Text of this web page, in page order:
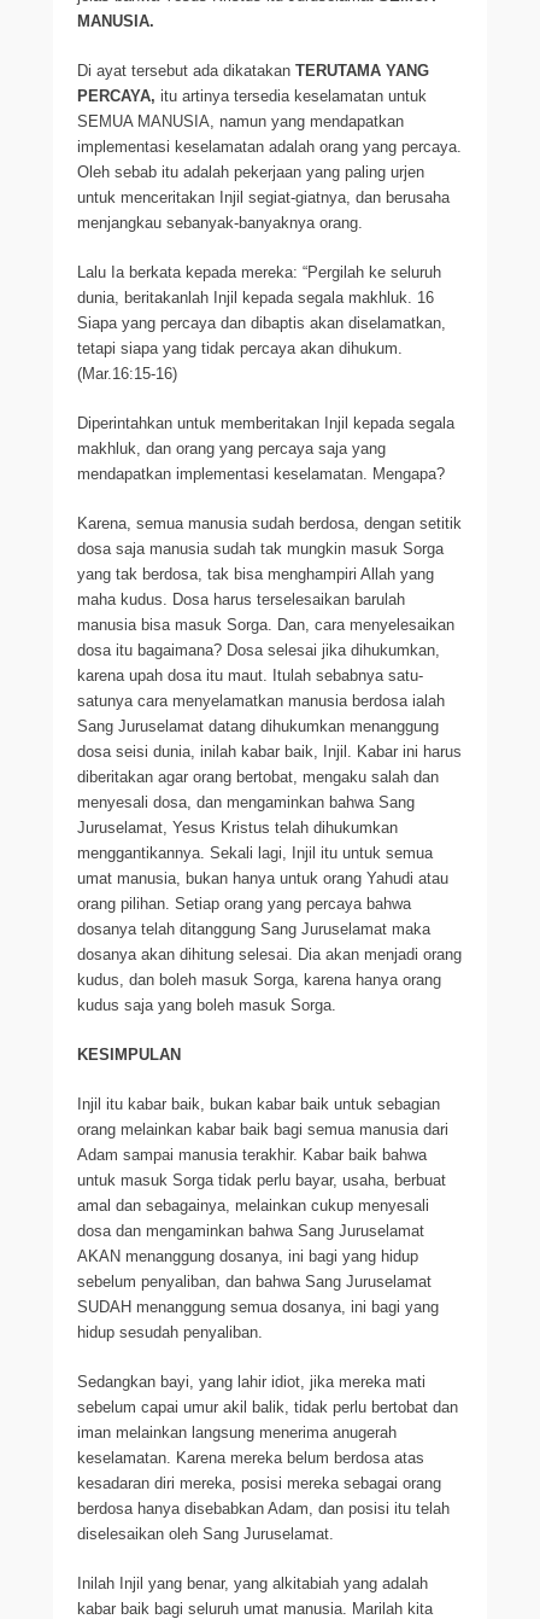
MANUSIA.
Di ayat tersebut ada dikatakan TERUTAMA YANG
PERCAYA, itu artinya tersedia keselamatan untuk
SEMUA MANUSIA, namun yang mendapatkan
implementasi keselamatan adalah orang yang percaya.
Oleh sebab itu adalah pekerjaan yang paling urjen
untuk menceritakan Injil segiat-giatnya, dan berusaha
menjangkau sebanyak-banyaknya orang.
Lalu Ia berkata kepada mereka: “Pergilah ke seluruh
dunia, beritakanlah Injil kepada segala makhluk. 16
Siapa yang percaya dan dibaptis akan diselamatkan,
tetapi siapa yang tidak percaya akan dihukum.
(Mar.16:15-16)
Diperintahkan untuk memberitakan Injil kepada segala
makhluk, dan orang yang percaya saja yang
mendapatkan implementasi keselamatan. Mengapa?
Karena, semua manusia sudah berdosa, dengan setitik
dosa saja manusia sudah tak mungkin masuk Sorga
yang tak berdosa, tak bisa menghampiri Allah yang
maha kudus. Dosa harus terselesaikan barulah
manusia bisa masuk Sorga. Dan, cara menyelesaikan
dosa itu bagaimana? Dosa selesai jika dihukumkan,
karena upah dosa itu maut. Itulah sebabnya satu-
satunya cara menyelamatkan manusia berdosa ialah
Sang Juruselamat datang dihukumkan menanggung
dosa seisi dunia, inilah kabar baik, Injil. Kabar ini harus
diberitakan agar orang bertobat, mengaku salah dan
menyesali dosa, dan mengaminkan bahwa Sang
Juruselamat, Yesus Kristus telah dihukumkan
menggantikannya. Sekali lagi, Injil itu untuk semua
umat manusia, bukan hanya untuk orang Yahudi atau
orang pilihan. Setiap orang yang percaya bahwa
dosanya telah ditanggung Sang Juruselamat maka
dosanya akan dihitung selesai. Dia akan menjadi orang
kudus, dan boleh masuk Sorga, karena hanya orang
kudus saja yang boleh masuk Sorga.
KESIMPULAN
Injil itu kabar baik, bukan kabar baik untuk sebagian
orang melainkan kabar baik bagi semua manusia dari
Adam sampai manusia terakhir. Kabar baik bahwa
untuk masuk Sorga tidak perlu bayar, usaha, berbuat
amal dan sebagainya, melainkan cukup menyesali
dosa dan mengaminkan bahwa Sang Juruselamat
AKAN menanggung dosanya, ini bagi yang hidup
sebelum penyaliban, dan bahwa Sang Juruselamat
SUDAH menanggung semua dosanya, ini bagi yang
hidup sesudah penyaliban.
Sedangkan bayi, yang lahir idiot, jika mereka mati
sebelum capai umur akil balik, tidak perlu bertobat dan
iman melainkan langsung menerima anugerah
keselamatan. Karena mereka belum berdosa atas
kesadaran diri mereka, posisi mereka sebagai orang
berdosa hanya disebabkan Adam, dan posisi itu telah
diselesaikan oleh Sang Juruselamat.
Inilah Injil yang benar, yang alkitabiah yang adalah
kabar baik bagi seluruh umat manusia. Marilah kita